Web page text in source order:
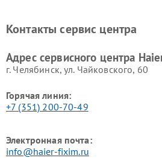
Ремонт роботов-пылесосов
Контакты сервис центра
Адрес сервисного центра
г. Челябинск, ул. Чайковского, 60
Горячая линия:
+7 (351) 200-70-49
Электронная почта:
info@haier-fixim.ru